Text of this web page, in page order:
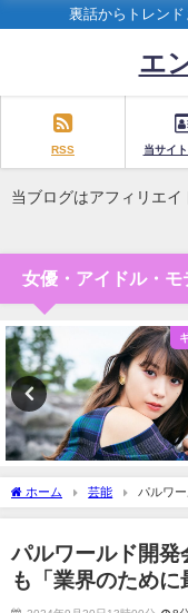
裏話からトレンド
エ
RSS 当サイ
当ブログはアフィリエイ
女優・アイドル・モ
ホーム 芸能
パルワ
めに最善を尽くす！」と戦う姿
パルワールド開発
も「業界のため